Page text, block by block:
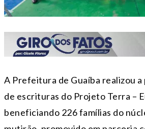
A Prefeitura de Guaíba realizou
de escrituras do Projeto Terra –
beneficiando 226 famílias do